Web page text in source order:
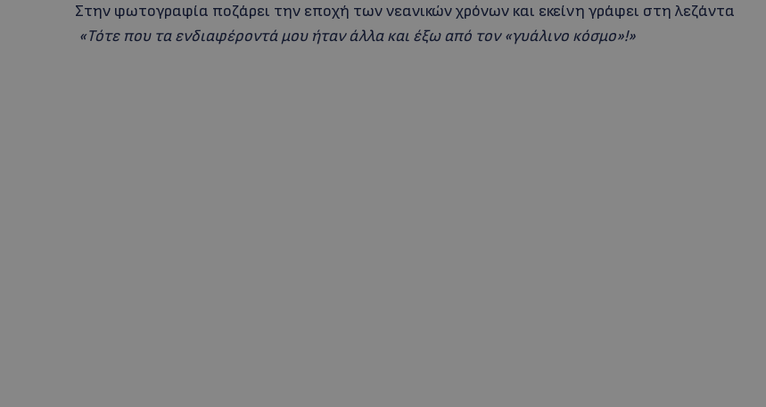
Στην φωτογραφία ποζάρει την εποχή των νεανικών χρόνων και εκείνη γράφει στη λεζάντα
«Τότε που τα ενδιαφέροντά μου ήταν άλλα και έξω από τον «γυάλινο κόσμο»!»